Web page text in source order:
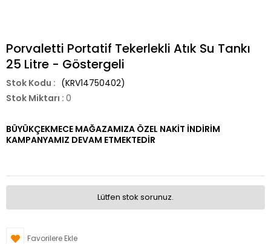
Porvaletti Portatif Tekerlekli Atık Su Tankı
25 Litre - Göstergeli
(KRV14750402)
Stok Miktarı : 0
BÜYÜKÇEKMECE MAĞAZAMIZA ÖZEL NAKİT İNDİRİM
KAMPANYAMIZ DEVAM ETMEKTEDİR
Lütfen stok sorunuz.
Favorilere Ekle